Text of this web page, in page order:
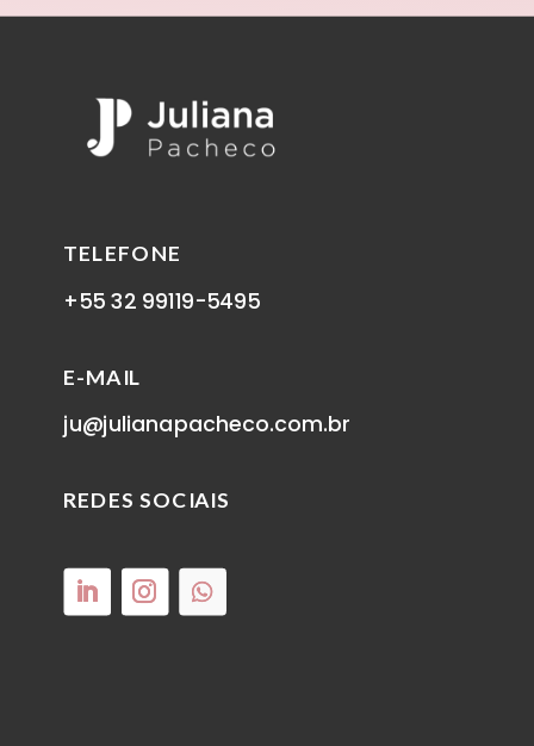
TELEFONE
+55 32 99119-5495
E-MAIL
ju@julianapacheco.com.br
REDES SOCIAIS